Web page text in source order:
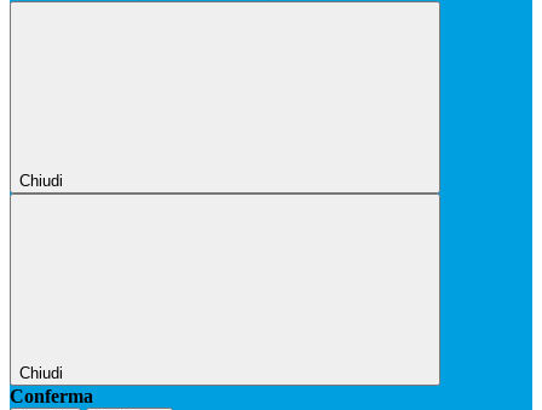
Chiudi
Chiudi
Conferma